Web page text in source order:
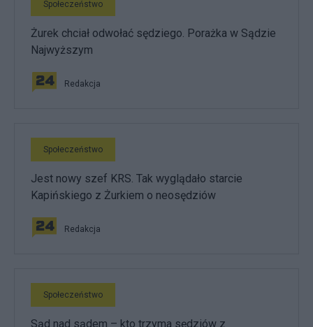
Społeczeństwo
Żurek chciał odwołać sędziego. Porażka w Sądzie
Najwyższym
Redakcja
Społeczeństwo
Jest nowy szef KRS. Tak wyglądało starcie
Kapińskiego z Żurkiem o neosędziów
Redakcja
Społeczeństwo
Sąd nad sądem – kto trzyma sędziów z